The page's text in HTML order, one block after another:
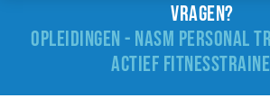
Vragen?
OPLEIDINGEN - NASM PERSONAL
ACTIEF